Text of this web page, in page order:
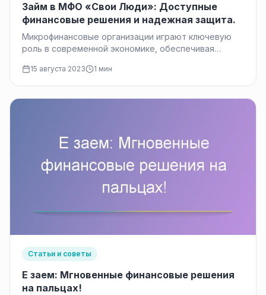
Займ в MФО «Свои Люди»: Доступные
финансовые решения и надежная защита.
Микрофинансовые организации играют ключевую
роль в современной экономике, обеспечивая
среднего бизнеса,…
15 августа 2023 1 мин
Статьи и советы
Е заем: Мгновенные финансовые решения
на пальцах!